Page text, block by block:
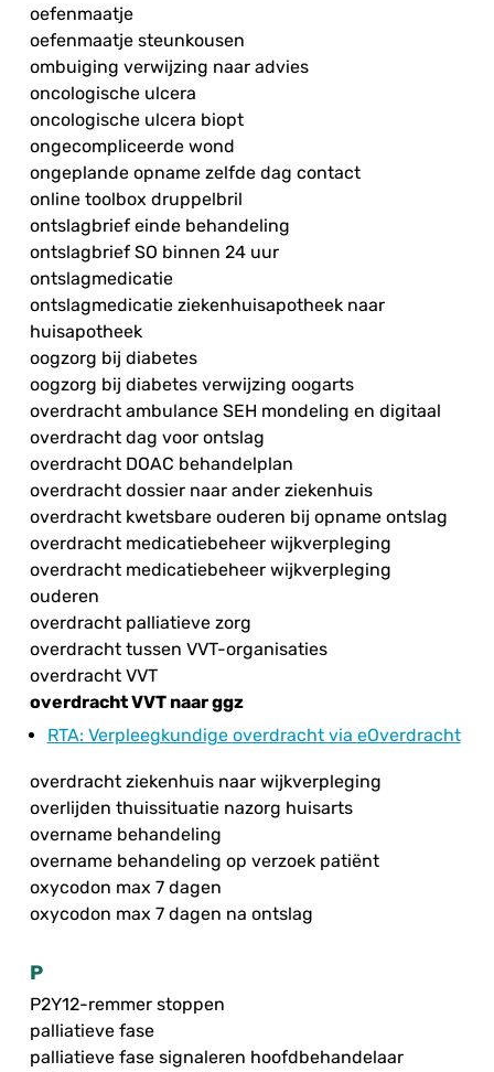
oefenmaatje
oefenmaatje steunkousen
ombuiging verwijzing naar advies
oncologische ulcera
oncologische ulcera biopt
ongecompliceerde wond
ongeplande opname zelfde dag contact
online toolbox druppelbril
ontslagbrief einde behandeling
ontslagbrief SO binnen 24 uur
ontslagmedicatie
ontslagmedicatie ziekenhuisapotheek naar
huisapotheek
oogzorg bij diabetes
oogzorg bij diabetes verwijzing oogarts
overdracht ambulance SEH mondeling en digitaal
overdracht dag voor ontslag
overdracht DOAC behandelplan
overdracht dossier naar ander ziekenhuis
overdracht kwetsbare ouderen bij opname ontslag
overdracht medicatiebeheer wijkverpleging
overdracht medicatiebeheer wijkverpleging
ouderen
overdracht palliatieve zorg
overdracht tussen VVT-organisaties
overdracht VVT
overdracht VVT naar ggz
RTA: Verpleegkundige overdracht via eOverdracht
overdracht ziekenhuis naar wijkverpleging
overlijden thuissituatie nazorg huisarts
overname behandeling
overname behandeling op verzoek patiënt
oxycodon max 7 dagen
oxycodon max 7 dagen na ontslag
P
P2Y12-remmer stoppen
palliatieve fase
palliatieve fase signaleren hoofdbehandelaar